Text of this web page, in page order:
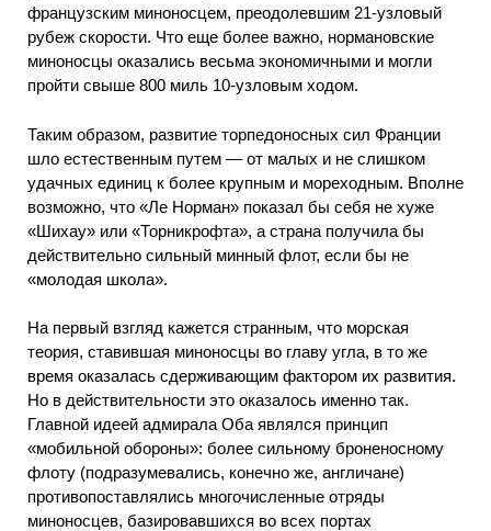
французским миноносцем, преодолевшим 21-узловый
рубеж скорости. Что еще более важно, нормановские
миноносцы оказались весьма экономичными и могли
пройти свыше 800 миль 10-узловым ходом.
Таким образом, развитие торпедоносных сил Франции
шло естественным путем — от малых и не слишком
удачных единиц к более крупным и мореходным. Вполне
возможно, что «Ле Норман» показал бы себя не хуже
«Шихау» или «Торникрофта», а страна получила бы
действительно сильный минный флот, если бы не
«молодая школа».
На первый взгляд кажется странным, что морская
теория, ставившая миноносцы во главу угла, в то же
время оказалась сдерживающим фактором их развития.
Но в действительности это оказалось именно так.
Главной идеей адмирала Оба являлся принцип
«мобильной обороны»: более сильному броненосному
флоту (подразумевались, конечно же, англичане)
противопоставлялись многочисленные отряды
миноносцев, базировавшихся во всех портах